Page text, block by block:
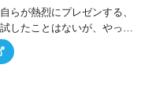
らが熱烈にプレゼンする、
したことはないが、やって
…ハズ」という“机上の空
カラダを張って挑む！